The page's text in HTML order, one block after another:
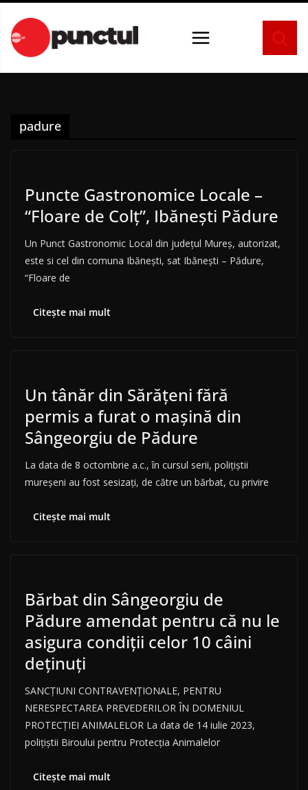
conținut
padure
Puncte Gastronomice Locale –
“Floare de Colț”, Ibănești Pădure
Un Punct Gastronomic Local din județul Mureș, autorizat,
este si cel din comuna Ibănești, sat Ibănești – Pădure,
“Floare de
Citește mai mult
Un tânăr din Sărățeni fără
permis a furat o mașină din
Sângeorgiu de Pădure
La data de 8 octombrie a.c., în cursul serii, polițiștii
mureșeni au fost sesizați, de către un bărbat, cu privire
Citește mai mult
Bărbat din Sângeorgiu de
Pădure amendat pentru că nu le
asigura condiții celor 10 câini
deținuți
SANCȚIUNI CONTRAVENȚIONALE, PENTRU
NERESPECTAREA PREVEDERILOR ÎN DOMENIUL
PROTECȚIEI ANIMALELOR La data de 14 iulie 2023,
polițiștii Biroului pentru Protecția Animalelor
Citește mai mult